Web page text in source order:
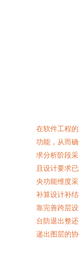
在软件工程
功能，从而
求分析阶段
且设计要求
央功能维度
补算设计补
靠完善跨层
台防退出整
递出图层的